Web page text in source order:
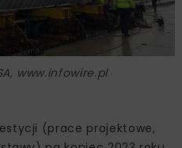
www.infowire.pl
(prace projektowe,